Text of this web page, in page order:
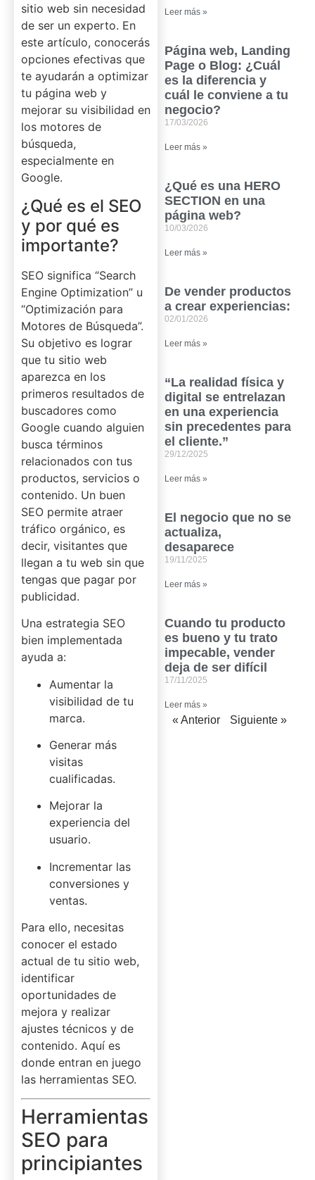
sitio web sin necesidad
de ser un experto. En
este artículo, conocerás
opciones efectivas que
te ayudarán a optimizar
tu página web y
mejorar su visibilidad en
los motores de
búsqueda,
especialmente en
Google.
¿Qué es el SEO
y por qué es
importante?
SEO significa “Search
Engine Optimization” u
“Optimización para
Motores de Búsqueda”.
Su objetivo es lograr
que tu sitio web
aparezca en los
primeros resultados de
buscadores como
Google cuando alguien
busca términos
relacionados con tus
productos, servicios o
contenido. Un buen
SEO permite atraer
tráfico orgánico, es
decir, visitantes que
llegan a tu web sin que
tengas que pagar por
publicidad.
Una estrategia SEO
bien implementada
ayuda a:
Aumentar la
visibilidad de tu
marca.
Generar más
visitas
cualificadas.
Mejorar la
experiencia del
usuario.
Incrementar las
conversiones y
ventas.
Para ello, necesitas
conocer el estado
actual de tu sitio web,
identificar
oportunidades de
mejora y realizar
ajustes técnicos y de
contenido. Aquí es
donde entran en juego
las herramientas SEO.
Herramientas
SEO para
principiantes
Leer más »
Página web, Landing
Page o Blog: ¿Cuál
es la diferencia y
cuál le conviene a tu
negocio?
17/03/2026
Leer más »
¿Qué es una HERO
SECTION en una
página web?
10/03/2026
Leer más »
De vender productos
a crear experiencias:
02/01/2026
Leer más »
“La realidad física y
digital se entrelazan
en una experiencia
sin precedentes para
el cliente.”
29/12/2025
Leer más »
El negocio que no se
actualiza,
desaparece
19/11/2025
Leer más »
Cuando tu producto
es bueno y tu trato
impecable, vender
deja de ser difícil
17/11/2025
Leer más »
« Anterior Siguiente »